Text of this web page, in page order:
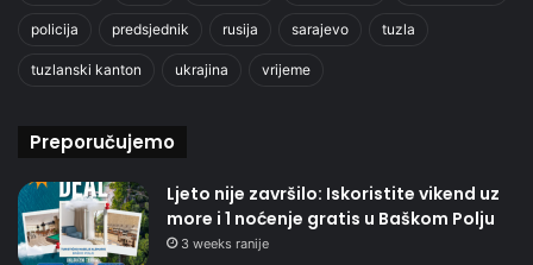
policija predsjednik rusija sarajevo tuzla
tuzlanski kanton ukrajina vrijeme
Preporučujemo
Ljeto nije završilo: Iskoristite vikend uz
more i 1 noćenje gratis u Baškom Polju
3 weeks ranije